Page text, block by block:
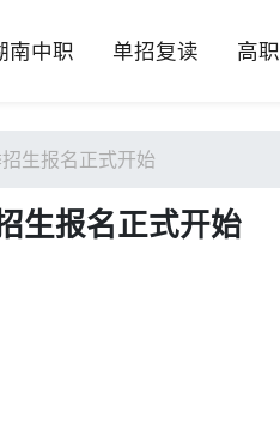
南中职 单招复读 高
生报名正式开始
生报名正式开始